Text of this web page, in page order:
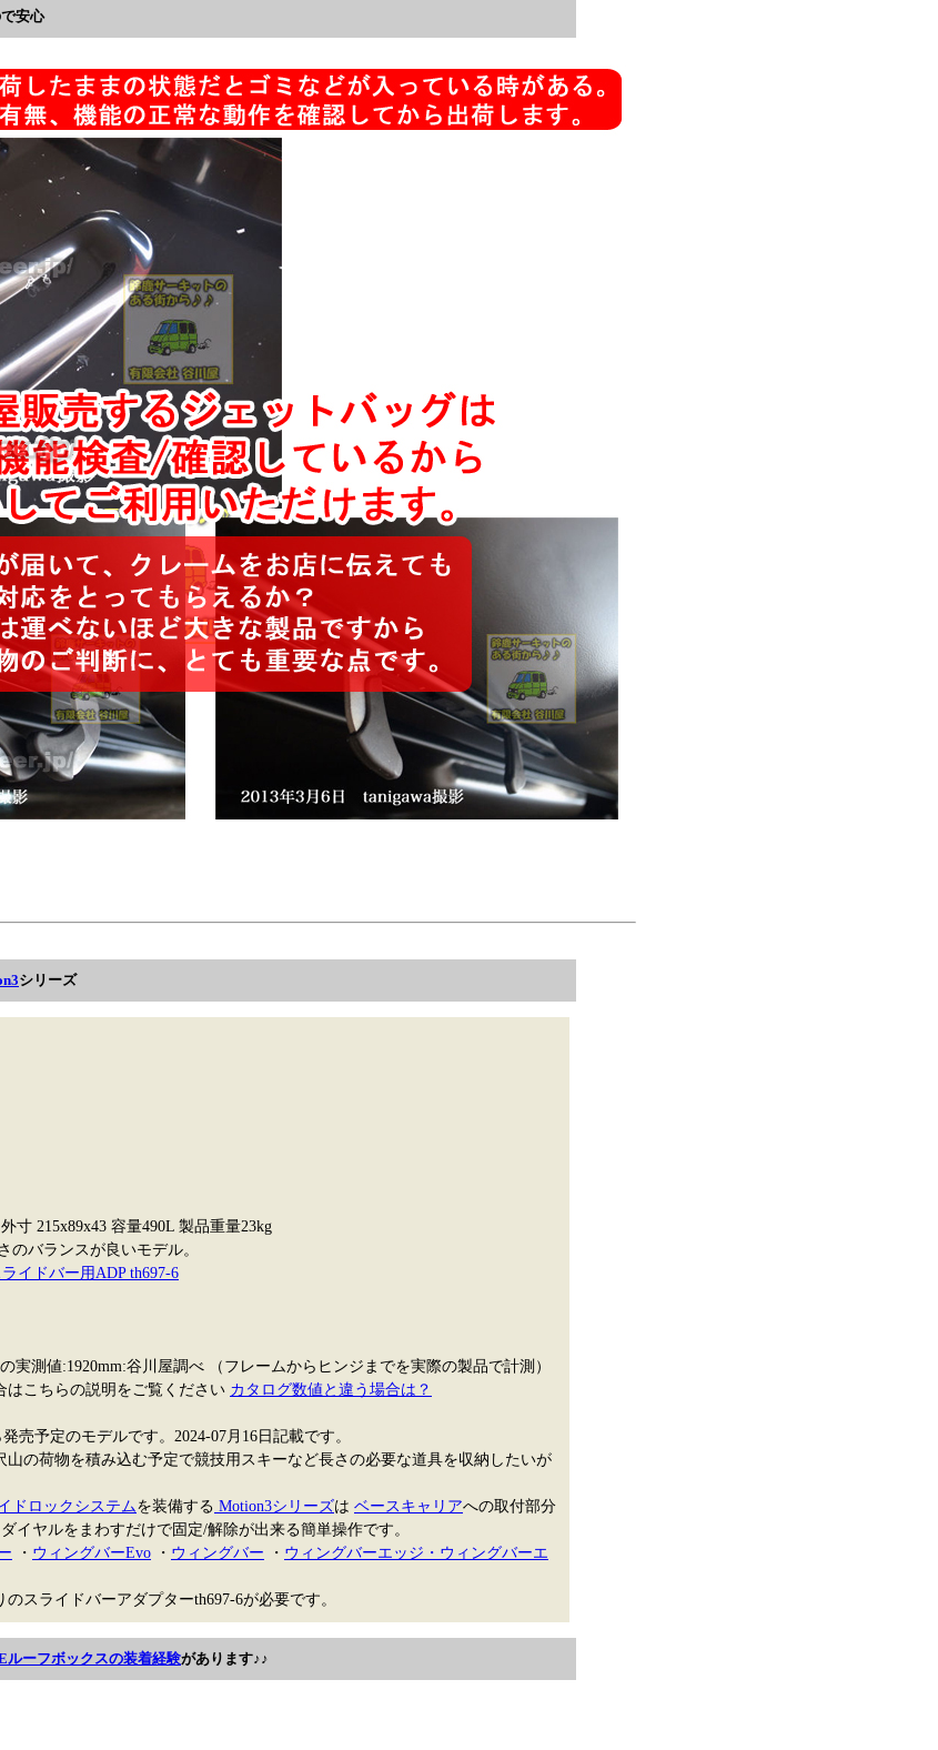
安心
シリーズ
寸 215x89x43 容量490L 製品重量23kg
のバランスが良いモデル。
ライドバー用ADP th697-6
実測値:1920mm:谷川屋調べ （フレームからヒンジまでを実際の製品で計測）
こちらの説明をご覧ください カタログ数値と違う場合は？
売予定のモデルです。2024-07月16日記載です。
山の荷物を積み込む予定で競技用スキーなど長さの必要な道具を収納したいが
ドロックシステムを装備する Motion3シリーズは ベースキャリアへの取付部分
イヤルをまわすだけで固定/解除が出来る簡単操作です。
・ ウィングバーEvo ・ ウィングバー ・ ウィングバーエッジ・ウィングバーエ
スライドバーアダプターth697-6が必要です。
ルーフボックスの装着経験があります♪♪